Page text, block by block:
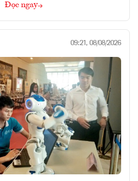
Đọc ngay
09:21, 08/08/2026